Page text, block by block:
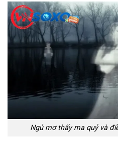
Ngủ mơ thấy ma quỷ và